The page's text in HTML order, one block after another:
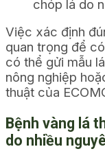
chóp lá do
Việc xác định
quan trọng để
có thể gửi mẫu
nông nghiệp
thuật của
Bệnh vàng lá
do nhiều